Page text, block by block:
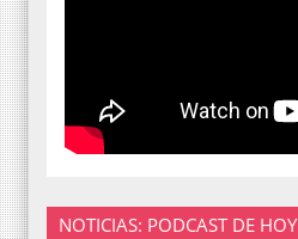
NOTICIAS: PODCAST DE HOY